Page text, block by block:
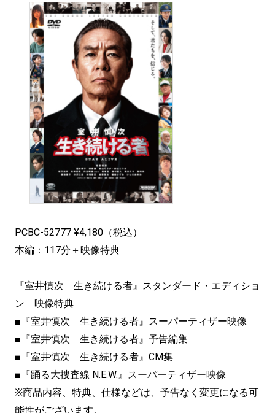
PCBC-52777 ¥4,180（税込）
本編：117分＋映像特典
『室井慎次 生き続ける者』スタンダード・エディショ
ン 映像特典
■『室井慎次 生き続ける者』スーパーティザー映像
■『室井慎次 生き続ける者』予告編集
■『室井慎次 生き続ける者』CM集
■『踊る大捜査線 N.E.W.』スーパーティザー映像
※商品内容、特典、仕様などは、予告なく変更になる可
能性がございます。